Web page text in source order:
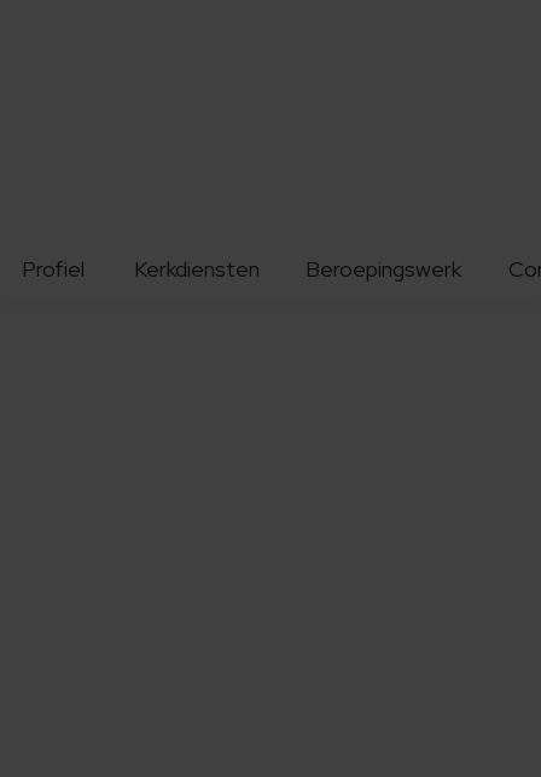
Profiel Kerkdiensten Beroepingswerk